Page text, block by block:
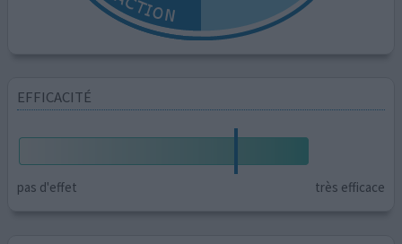
EFFICACITÉ
pas d'effet très efficace